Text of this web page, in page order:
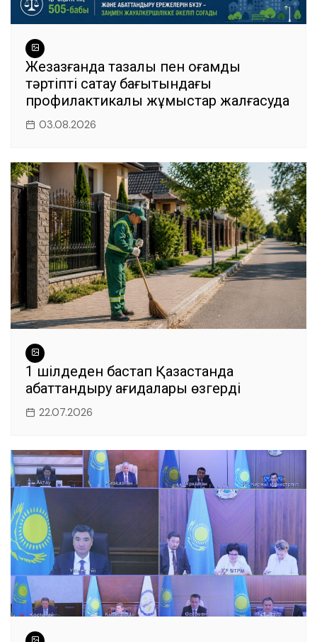
Жезқазғанда тазалық пен қоғамдық
тәртіпті сақтау бағытындағы
профилактикалық жұмыстар жалғасуда
03.08.2026
1 шілдеден бастап Қазақстанда
абаттандыру қағидалары өзгерді
22.07.2026